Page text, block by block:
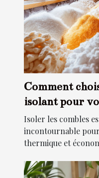
Comment
isolant pour
Isoler les combles
incontournable
thermique et